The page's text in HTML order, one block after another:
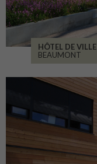
HÔTEL DE VILLE
BEAUMONT